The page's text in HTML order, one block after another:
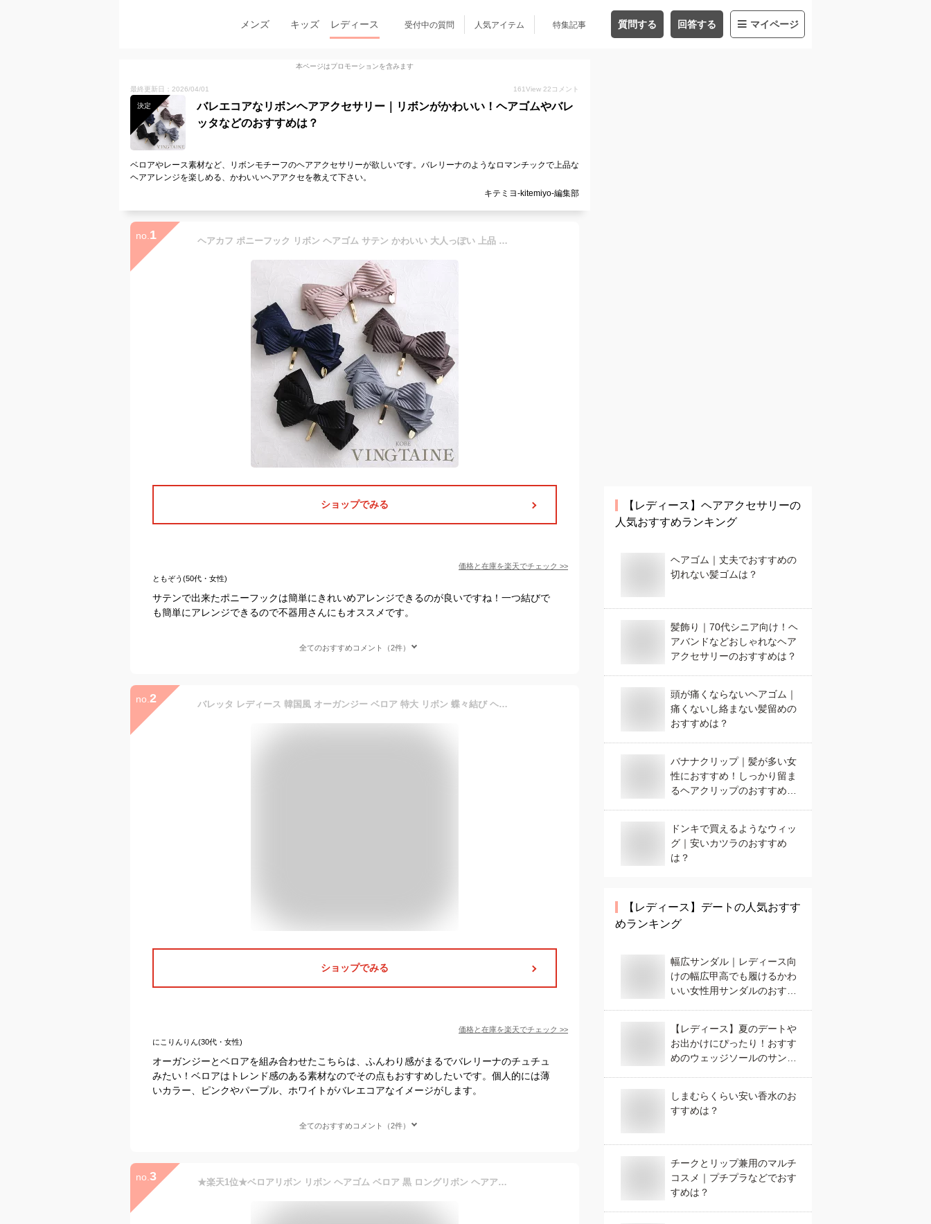
メンズ キッズ レディース 受付中の質問 人気アイテム 特集記事 質問する 回答する マイページ
本ページはプロモーションを含みます
最終更新日：2026/04/01 161View 22 コメント
決定
バレエコアなリボンヘアアクセサリー｜リボンがかわいい！ヘアゴムやバレ
ッタなどのおすすめは？
ベロアやレース素材など、リボンモチーフのヘアアクセサリーが欲しいです。バレリーナのようなロマンチックで上品な
ヘアアレンジを楽しめる、かわいいヘアアクセを教えて下さい。
キテミヨ-kitemiyo-編集部
no. 1 ヘアカフ ポニーフック リボン ヘアゴム サテン かわいい 大人っぽい 上品 エレガント りぼん レディース ヘアアクセサリー H7351
ショップでみる
価格と在庫を楽天でチェック >>
ともぞう(50代・女性)
サテンで出来たポニーフックは簡単にきれいめアレンジできるのが良いですね！一つ結びで
も簡単にアレンジできるので不器用さんにもオススメです。
全てのおすすめコメント（2件）
no. 2 バレッタ レディース 韓国風 オーガンジー ベロア 特大 リボン 蝶々結び ヘアクリップ 髪留め 後頭部スタイル フェミニン かわいい ブラック オフホワイト ピンク パープル レッド
ショップでみる
価格と在庫を楽天でチェック >>
にこりんりん(30代・女性)
オーガンジーとベロアを組み合わせたこちらは、ふんわり感がまるでバレリーナのチュチュ
みたい！ベロアはトレンド感のある素材なのでその点もおすすめしたいです。個人的には薄
いカラー、ピンクやパープル、ホワイトがバレエコアなイメージがします。
全てのおすすめコメント（2件）
no. 3 ★楽天1位★ベロアリボン リボン ヘアゴム ベロア 黒 ロングリボン ヘアアクセサリー ベルベット 大人 結婚式 キッズ おしゃれ ブラック 髪飾り かわいい ヘアクリップ 可愛い 卒業式 SNS 韓国風 人気 バレッタ ヘアアクセ 卒業式 入学式
【レディース】 ヘアアクセサリーの
人気おすすめランキング
ヘアゴム｜丈夫でおすすめの
切れない髪ゴムは？
髪飾り｜70代シニア向け！ヘ
アバンドなどおしゃれなヘア
アクセサリーのおすすめは？
頭が痛くならないヘアゴム｜
痛くないし絡まない髪留めの
おすすめは？
バナナクリップ｜髪が多い女
性におすすめ！しっかり留ま
るヘアクリップのおすすめ
ドンキで買えるようなウィッ
グ｜安いカツラのおすすめ
は？
【レディース】 デート の人気おすす
めランキング
幅広サンダル｜レディース向
けの幅広甲高でも履けるかわ
いい女性用サンダルのおすす
【レディース】夏のデートや
お出かけにぴったり！おすす
めのウェッジソールのサンダ
しまむらくらい安い香水のお
すすめは？
チークとリップ兼用のマルチ
コスメ｜プチプラなどでおす
すめは？